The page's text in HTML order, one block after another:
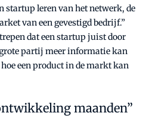
startup leren van het netwerk, de
van een gevestigd bedrijf.”
dat een startup juist door
partij meer informatie kan
een product in de markt kan
maanden”